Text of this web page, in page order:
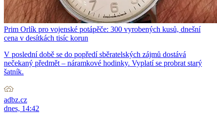
Prim Orlík pro vojenské potápěče: 300 vyrobených kusů, dnešní
cena v desítkách tisíc korun
V poslední době se do popředí sběratelských zájmů dostává
nečekaný předmět – náramkové hodinky. Vyplatí se probrat starý
šatník.
adbz.cz
dnes, 14:42